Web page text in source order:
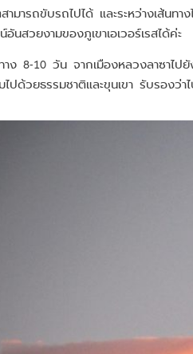
ามารถขับรถไปได้ และระหว่างเส้นท
อันสวยงามของภูเขาเอเวอร์เรสได้ค่ะ
าง 8-10 วัน จากเมืองหลวงลาซาไป
ไปด้วยธรรมชาติและขุนเขา รับรองว่